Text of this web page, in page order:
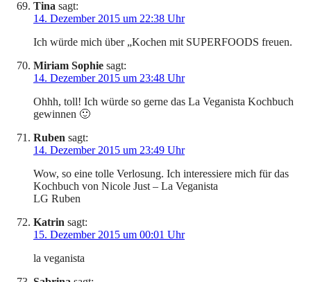
Tina sagt:
14. Dezember 2015 um 22:38 Uhr
Ich würde mich über „Kochen mit SUPERFOODS freuen.
Miriam Sophie sagt:
14. Dezember 2015 um 23:48 Uhr
Ohhh, toll! Ich würde so gerne das La Veganista Kochbuch
gewinnen 🙂
Ruben sagt:
14. Dezember 2015 um 23:49 Uhr
Wow, so eine tolle Verlosung. Ich interessiere mich für das
Kochbuch von Nicole Just – La Veganista
LG Ruben
Katrin sagt:
15. Dezember 2015 um 00:01 Uhr
la veganista